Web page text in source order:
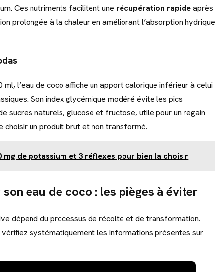
Ces nutriments facilitent une récupération rapideaprès
prolongée à la chaleur en améliorant l’absorption hydrique
l’eau de coco affiche un apport calorique inférieur à celui
Son index glycémique modéré évite les pics
sucres naturels, glucose et fructose, utile pour un regain
choisir un produit brut et non transformé.
mg de potassium et 3 réflexes pour bien la choisir
eau de coco : les pièges à éviter
dépend du processus de récolte et de transformation.
vérifiez systématiquement les informations présentes sur